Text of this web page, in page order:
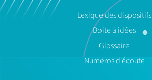
Lexique des dispositifs
Boite à idées
Glossaire
Numéros d'écoute